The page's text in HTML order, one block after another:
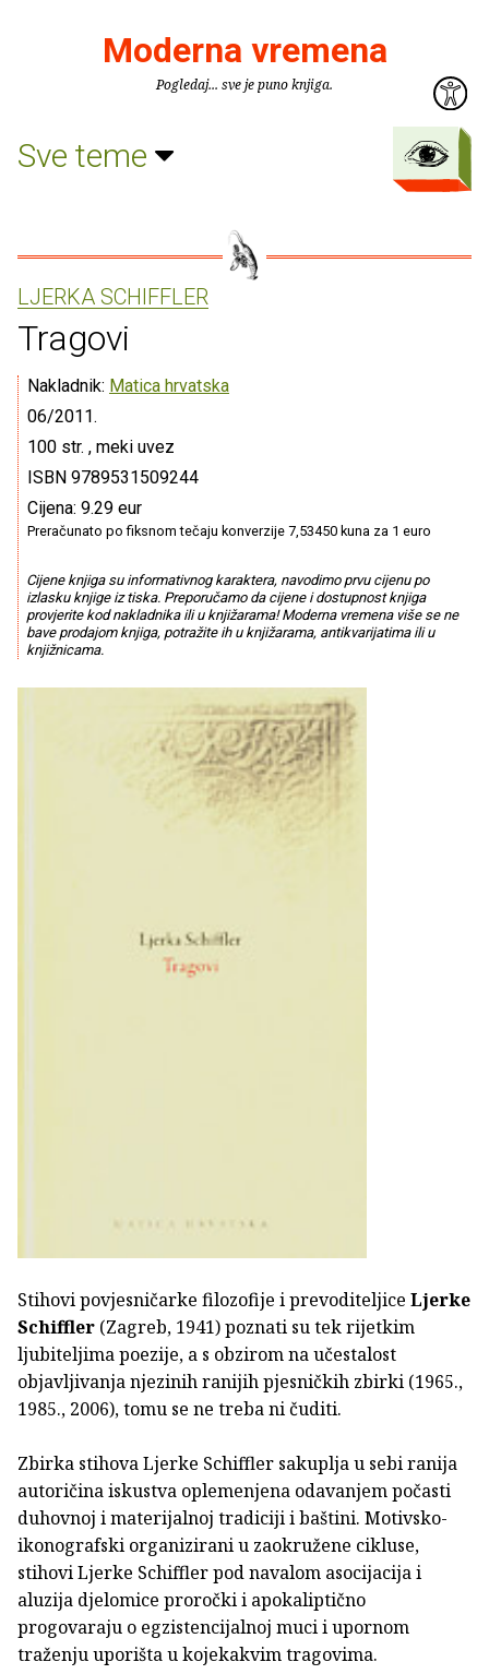
Moderna vremena
Pogledaj... sve je puno knjiga.
Sve teme
LJERKA SCHIFFLER
Tragovi
Nakladnik: Matica hrvatska
06/2011.
100 str. , meki uvez
ISBN 9789531509244
Cijena: 9.29 eur
Preračunato po fiksnom tečaju konverzije 7,53450 kuna za 1 euro
Cijene knjiga su informativnog karaktera, navodimo prvu cijenu po
izlasku knjige iz tiska. Preporučamo da cijene i dostupnost knjiga
provjerite kod nakladnika ili u knjižarama! Moderna vremena više se ne
bave prodajom knjiga, potražite ih u knjižarama, antikvarijatima ili u
knjižnicama.
Stihovi povjesničarke filozofije i prevoditeljice Ljerke
Schiffler (Zagreb, 1941) poznati su tek rijetkim
ljubiteljima poezije, a s obzirom na učestalost
objavljivanja njezinih ranijih pjesničkih zbirki (1965.,
1985., 2006), tomu se ne treba ni čuditi.
Zbirka stihova Ljerke Schiffler sakuplja u sebi ranija
autoričina iskustva oplemenjena odavanjem počasti
duhovnoj i materijalnoj tradiciji i baštini. Motivsko-
ikonografski organizirani u zaokružene cikluse,
stihovi Ljerke Schiffler pod navalom asocijacija i
aluzija djelomice proročki i apokaliptično
progovaraju o egzistencijalnoj muci i upornom
traženju uporišta u kojekakvim tragovima.